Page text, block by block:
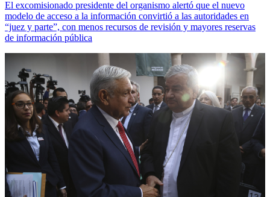
El excomisionado presidente del organismo alertó que el nuevo
modelo de acceso a la información convirtió a las autoridades en
“juez y parte”, con menos recursos de revisión y mayores reservas
de información pública